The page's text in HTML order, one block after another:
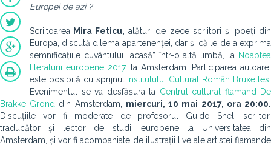
Europei de azi ?
Scriitoarea Mira Feticu, alături de zece scriitori și poeți din
Europa, discută dilema apartenenței, dar și căile de a exprima
semnificațiile cuvântului „acasă” într-o altă limbă, la Noaptea
literaturii europene 2017, la Amsterdam. Participarea autoarei
este posibilă cu sprijnul
Institutului Cultural Român Bruxelles
Evenimentul se va desfășura la Centrul cultural flamand De
Brakke Grond din Amsterdam, miercuri, 10 mai 2017, ora 20:00.
Discuțiile vor fi moderate de
profesorul Guido Snel, scriitor,
traducător și lector de studii europene la Universitatea din
Amsterdam, și vor fi acompaniate de ilustrații live ale artistei flamande